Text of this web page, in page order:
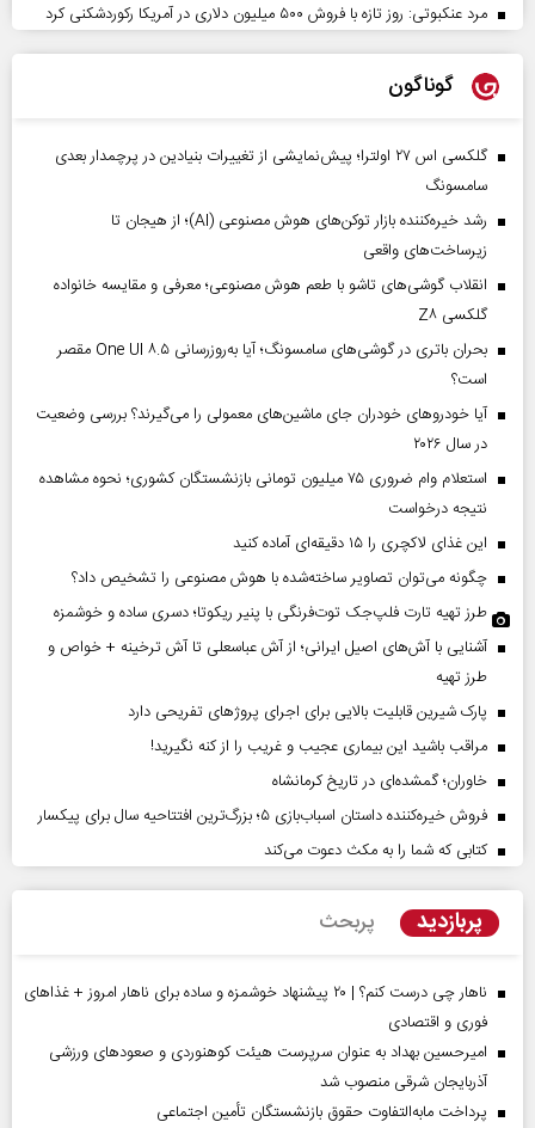
مرد عنکبوتی: روز تازه با فروش ۵۰۰ میلیون دلاری در آمریکا رکوردشکنی کرد
گوناگون
گلکسی اس ۲۷ اولترا؛ پیش‌نمایشی از تغییرات بنیادین در پرچمدار بعدی
سامسونگ
رشد خیره‌کننده بازار توکن‌های هوش مصنوعی (AI)؛ از هیجان تا
زیرساخت‌های واقعی
انقلاب گوشی‌های تاشو‌ با طعم هوش مصنوعی؛ معرفی و مقایسه خانواده
گلکسی Z۸
بحران باتری در گوشی‌های سامسونگ؛ آیا به‌روزرسانی One UI ۸.۵ مقصر
است؟
آیا خودروهای خودران جای ماشین‌های معمولی را می‌گیرند؟ بررسی وضعیت
در سال ۲۰۲۶
استعلام وام ضروری ۷۵ میلیون تومانی بازنشستگان کشوری؛ نحوه مشاهده
نتیجه درخواست
این غذای لاکچری را ۱۵ دقیقه‌ای آماده کنید
چگونه می‌توان تصاویر ساخته‌شده با هوش مصنوعی را تشخیص داد؟
طرز تهیه تارت فلپ‌جک توت‌فرنگی با پنیر ریکوتا؛ دسری ساده و خوشمزه
آشنایی با آش‌های اصیل ایرانی؛ از آش عباسعلی تا آش ترخینه + خواص و
طرز تهیه
پارک شیرین قابلیت‌ بالایی برای اجرای پروژهای تفریحی دارد
مراقب باشید این بیماری عجیب و غریب را از کنه نگیرید!
خاوران؛ گمشده‌ای در تاریخ کرمانشاه
فروش خیره‌کننده داستان اسباب‌بازی ۵؛ بزرگ‌ترین افتتاحیه سال برای پیکسار
کتابی که شما را به مکث دعوت می‌کند
پربازدید پربحث
ناهار چی درست کنم؟ | ۲۰ پیشنهاد خوشمزه و ساده برای ناهار امروز + غذاهای
فوری و اقتصادی
امیرحسین بهداد به عنوان سرپرست هیئت کوهنوردی و صعودهای ورزشی
آذربایجان شرقی منصوب شد
پرداخت مابه‌التفاوت حقوق بازنشستگان تأمین اجتماعی